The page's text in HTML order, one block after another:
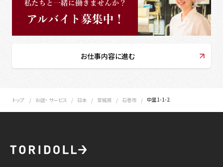
お仕事内容に進む
トップ お店・ サービス 日本 宮城県 石巻市 中里1-1-2